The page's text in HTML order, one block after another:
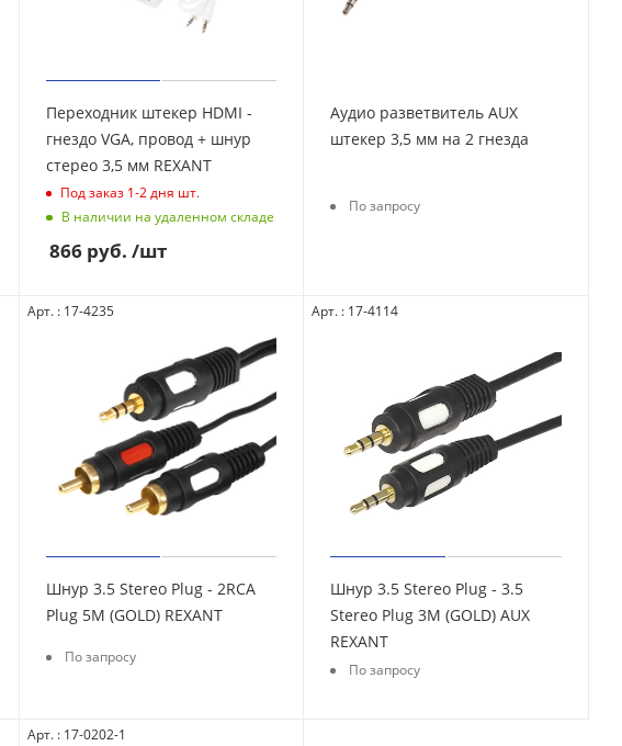
Переходник штекер HDMI -
гнездо VGA, провод + шнур
стерео 3,5 мм REXANT
Под заказ 1-2 дня шт.
В наличии на удаленном складе
866руб. /шт
Аудио разветвитель AUX
штекер 3,5 мм на 2 гнезда
По запросу
Арт. : 17-4235
Шнур 3.5 Stereo Plug - 2RCA
Plug 5М (GOLD) REXANT
По запросу
Арт. : 17-4114
Шнур 3.5 Stereo Plug - 3.5
Stereo Plug 3М (GOLD) AUX
REXANT
По запросу
Арт. : 17-0202-1